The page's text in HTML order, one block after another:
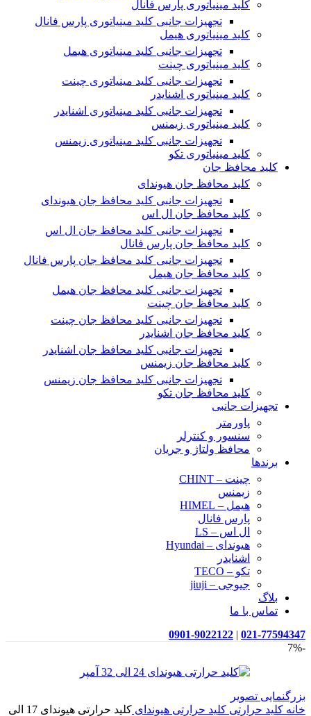
کلید مینیاتوری پارس فانال
تجهیزات جانبی کلید مینیاتوری پارس فانال
کلید مینیاتوری هیمل
تجهیزات جانبی کلید مینیاتوری هیمل
کلید مینیاتوری چینت
تجهیزات جانبی کلید مینیاتوری چینت
کلید مینیاتوری اشنایدر
تجهیزات جانبی کلید مینیاتوری اشنایدر
کلید مینیاتوری زیمنس
تجهیزات جانبی کلید مینیاتوری زیمنس
کلید مینیاتوری تکو
کلید محافظ جان
کلید محافظ جان هیوندای
تجهیزات جانبی کلید محافظ جان هیوندای
کلید محافظ جان ال اس
تجهیزات جانبی کلید محافظ جان ال اس
کلید محافظ جان پارس فانال
تجهیزات جانبی کلید محافظ جان پارس فانال
کلید محافظ جان هیمل
تجهیزات جانبی کلید محافظ جان هیمل
کلید محافظ جان چینت
تجهیزات جانبی کلید محافظ جان چینت
کلید محافظ جان اشنایدر
تجهیزات جانبی کلید محافظ جان اشنایدر
کلید محافظ جان زیمنس
تجهیزات جانبی کلید محافظ جان زیمنس
کلید محافظ جان تکو
تجهیزات جانبی
پاورمتر
سنسور و کنترلر
محافظ ولتاژ و‌ جریان
برندها
چینت – CHINT
زیمنس
هیمل – HIMEL
پارس فانال
ال اس – LS
هیوندای – Hyundai
اشنایدر
تکو – TECO
جیوجی – jiuji
بلاگ
تماس با ما
021-77594347
|
0901-9022122
-7%
بزرگنمایی تصویر
خانه کلید حرارتی کلید حرارتی هیوندای
کلید حرارتی هیوندای 17 الی